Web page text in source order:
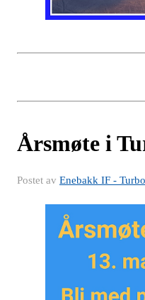
Årsmøte i
Postet av Enebakk IF -